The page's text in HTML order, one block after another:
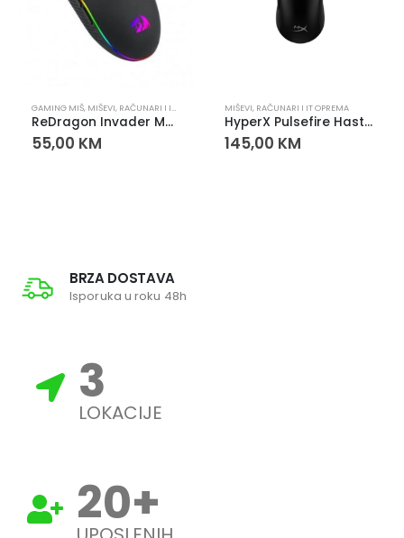
GAMING MIŠ, MIŠEVI, RAČUNARI I IT OPREMA
ReDragon Invader M719RGB Gaming Miš
55,00 KM
MIŠEVI, RAČUNARI I IT OPREMA
HyperX Pulsefire Haste 2 Wireless Gaming Miš – Crni
145,00 KM
BRZA DOSTAVA
Isporuka u roku 48h
3
LOKACIJE
20+